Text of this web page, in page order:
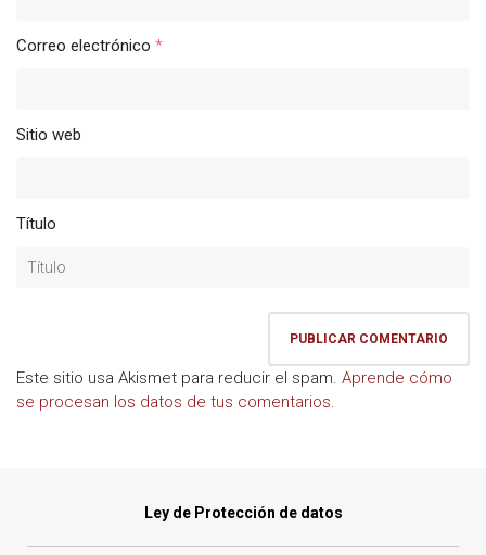
Correo electrónico *
Sitio web
Título
Este sitio usa Akismet para reducir el spam. Aprende cómo
se procesan los datos de tus comentarios.
Ley de Protección de datos